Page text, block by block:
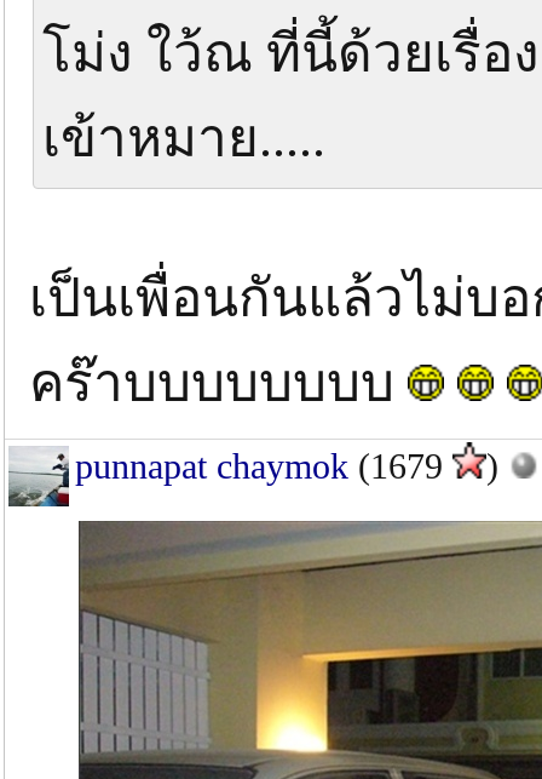
โม่ง ใว้ณ ที่นี้ด้วยเรื่
เข้าหมาย.....
เป็นเพื่อนกันแล้วไม่บ
คร๊าบบบบบบบบ
punnapat chaymok (1679 )